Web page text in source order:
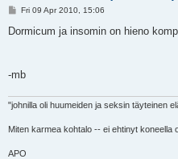
P
s
Fri 09 Apr 2010, 15:06
Dormicum ja insomin on hieno
-mb
"johnilla oli huumeiden ja seksin täyteinen
Miten karmea kohtalo -- ei ehtinyt koneella
APO